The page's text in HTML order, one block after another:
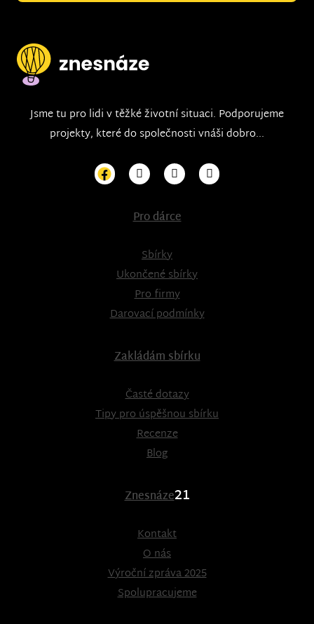
Jsme tu pro lidi v těžké životní situaci. Podporujeme
projekty, které do společnosti vnáši dobro...
Pro dárce
Sbírky
Ukončené sbírky
Pro firmy
Darovací podmínky
Zakládám sbírku
Časté dotazy
Tipy pro úspěšnou sbírku
Recenze
Blog
Znesnáze21
Kontakt
O nás
Výroční zpráva 2025
Spolupracujeme